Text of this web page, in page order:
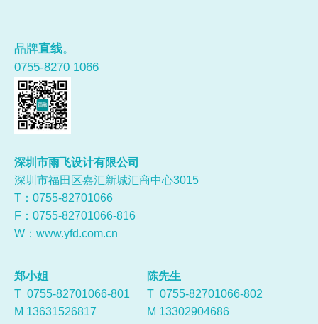
品牌直线。
0755-8270 1066
深圳市雨飞设计有限公司
深圳市福田区嘉汇新城汇商中心3015
T：0755-82701066
F：0755-82701066-816
W： www.yfd.com.cn
郑小姐
T 0755-82701066-801
M 13631526817
陈先生
T 0755-82701066-802
M 13302904686